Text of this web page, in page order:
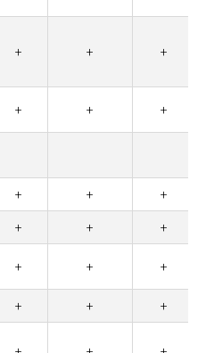
+ + +
+ + +
+ +
+
+ +
+
+ + +
+ +
+